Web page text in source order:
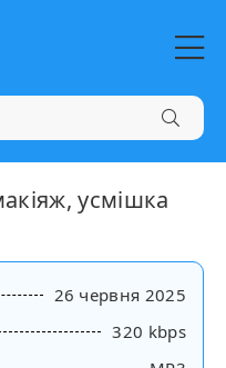
усмішка
26 червня 2025
320 kbps